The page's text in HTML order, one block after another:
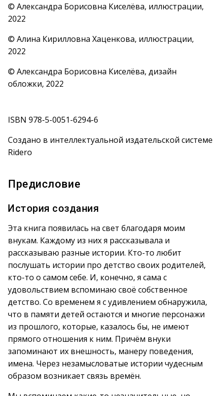
© Александра Борисовна Киселёва, иллюстрации,
2022
© Алина Кирилловна Хаценкова, иллюстрации,
2022
© Александра Борисовна Киселёва, дизайн
обложки, 2022
ISBN 978-5-0051-6294-6
Создано в интеллектуальной издательской системе
Ridero
Предисловие
История создания
Эта книга появилась на свет благодаря моим
внукам. Каждому из них я рассказывала и
рассказываю разные истории. Кто-то любит
послушать истории про детство своих родителей,
кто-то о самом себе. И, конечно, я сама с
удовольствием вспоминаю своё собственное
детство. Со временем я с удивлением обнаружила,
что в памяти детей остаются и многие персонажи
из прошлого, которые, казалось бы, не имеют
прямого отношения к ним. Причём внуки
запоминают их внешность, манеру поведения,
имена. Через незамысловатые истории чудесным
образом возникает связь времён.